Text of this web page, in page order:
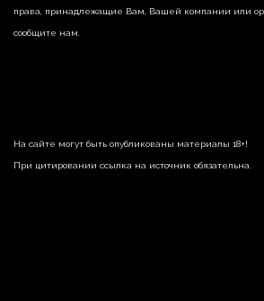
права, принадлежащие Вам, Вашей компании или
сообщите нам.
На сайте могут быть опубликованы материалы 18+!
При цитировании ссылка на источник обязательна.